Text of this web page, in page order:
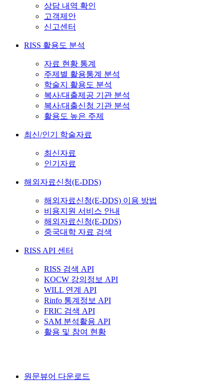
상담 내역 확인
고객제안
신고센터
RISS 활용도 분석
자료 현황 통계
주제별 활용통계 분석
학술지 활용도 분석
복사/대출제공 기관 분석
복사/대출신청 기관 분석
활용도 높은 주제
최신/인기 학술자료
최신자료
인기자료
해외자료신청(E-DDS)
해외자료신청(E-DDS) 이용 방법
비용지원 서비스 안내
해외자료신청(E-DDS)
중국대학 자료 검색
RISS API 센터
RISS 검색 API
KOCW 강의정보 API
WILL 연계 API
Rinfo 통계정보 API
FRIC 검색 API
SAM 분석활용 API
활용 및 참여 현황
원문뷰어 다운로드